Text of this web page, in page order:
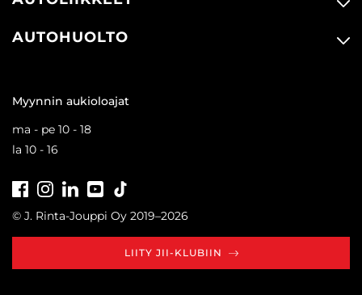
AUTOHUOLTO
Myynnin aukioloajat
ma - pe 10 - 18
la 10 - 16
FacebookInstagramLinkedInYoutube
© J. Rinta-Jouppi Oy 2019–2026
LIITY JII-KLUBIIN